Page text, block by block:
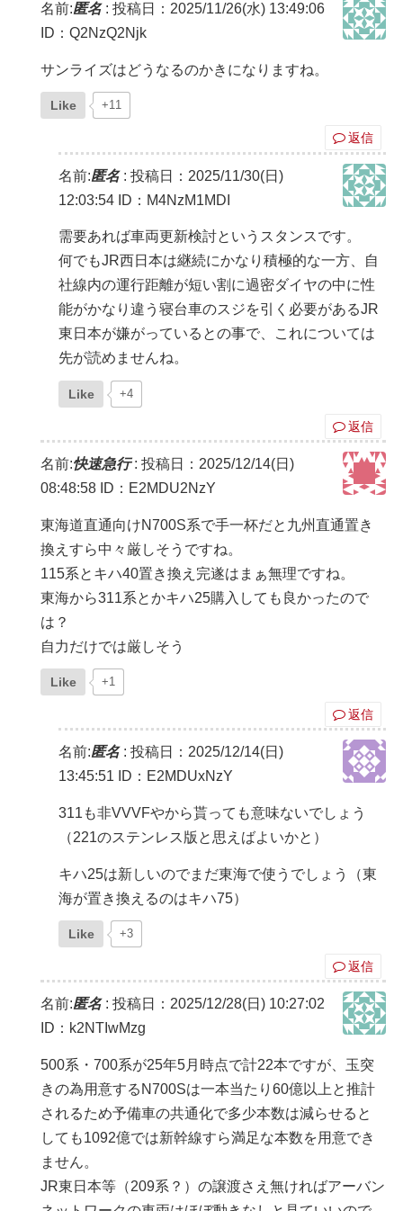
名前:匿名: 投稿日：2025/11/26(水) 13:49:06
ID：Q2NzQ2Njk
サンライズはどうなるのかきになりますね。
Like +11
返信
名前:匿名: 投稿日：2025/11/30(日)
12:03:54 ID：M4NzM1MDI
需要あれば車両更新検討というスタンスです。
何でもJR西日本は継続にかなり積極的な一方、自
社線内の運行距離が短い割に過密ダイヤの中に性
能がかなり違う寝台車のスジを引く必要があるJR
東日本が嫌がっているとの事で、これについては
先が読めませんね。
Like +4
返信
名前:快速急行: 投稿日：2025/12/14(日)
08:48:58 ID：E2MDU2NzY
東海道直通向けN700S系で手一杯だと九州直通置き
換えすら中々厳しそうですね。
115系とキハ40置き換え完遂はまぁ無理ですね。
東海から311系とかキハ25購入しても良かったので
は？
自力だけでは厳しそう
Like +1
返信
名前:匿名: 投稿日：2025/12/14(日)
13:45:51
ID：E2MDUxNzY
311も非VVVFやから貰っても意味ないでしょう
（221のステンレス版と思えばよいかと）
キハ25は新しいのでまだ東海で使うでしょう（東
海が置き換えるのはキハ75）
Like +3
返信
名前:匿名: 投稿日：2025/12/28(日) 10:27:02
ID：k2NTIwMzg
500系・700系が25年5月時点で計22本ですが、玉突
きの為用意するN700Sは一本当たり60億以上と推計
されるため予備車の共通化で多少本数は減らせると
しても1092億では新幹線すら満足な本数を用意でき
ません。
JR東日本等（209系？）の譲渡さえ無ければアーバン